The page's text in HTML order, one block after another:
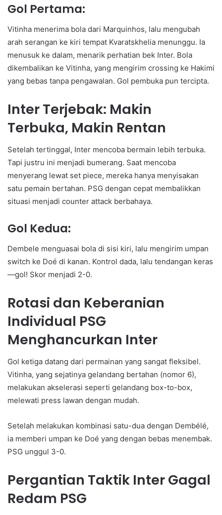
Gol Pertama:
Vitinha menerima bola dari Marquinhos, lalu mengubah
arah serangan ke kiri tempat Kvaratskhelia menunggu. Ia
menusuk ke dalam, menarik perhatian bek Inter. Bola
dikembalikan ke Vitinha, yang mengirim crossing ke Hakimi
yang bebas tanpa pengawalan. Gol pembuka pun tercipta.
Inter Terjebak: Makin
Terbuka, Makin Rentan
Setelah tertinggal, Inter mencoba bermain lebih terbuka.
Tapi justru ini menjadi bumerang. Saat mencoba
menyerang lewat set piece, mereka hanya menyisakan
satu pemain bertahan. PSG dengan cepat membalikkan
situasi menjadi counter attack berbahaya.
Gol Kedua:
Dembele menguasai bola di sisi kiri, lalu mengirim umpan
switch ke Doé di kanan. Kontrol dada, lalu tendangan keras
—gol! Skor menjadi 2-0.
Rotasi dan Keberanian
Individual PSG
Menghancurkan Inter
Gol ketiga datang dari permainan yang sangat fleksibel.
Vitinha, yang sejatinya gelandang bertahan (nomor 6),
melakukan akselerasi seperti gelandang box-to-box,
melewati press lawan dengan mudah.
Setelah melakukan kombinasi satu-dua dengan Dembélé,
ia memberi umpan ke Doé yang dengan bebas menembak.
PSG unggul 3-0.
Pergantian Taktik Inter Gagal
Redam PSG